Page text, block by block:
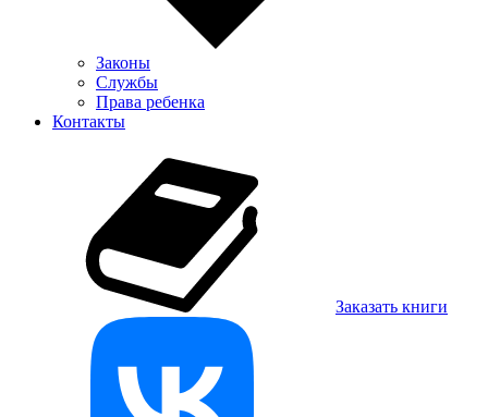
Законы
Службы
Права ребенка
Контакты
Заказать книги